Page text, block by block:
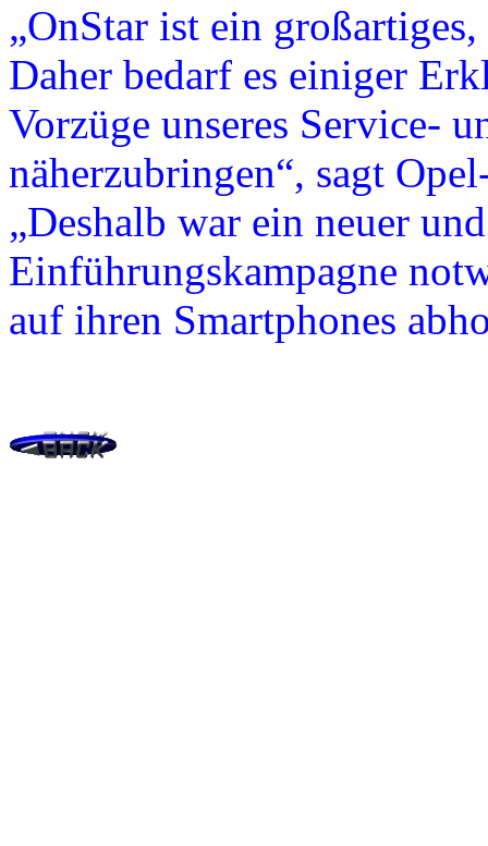
„OnStar ist ein
Daher bedarf es einiger
Vorzüge unseres Service-
näherzubringen“, sagt
„Deshalb war ein neuer
Einführungskampagne
auf ihren Smartphones